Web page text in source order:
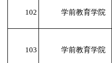
102 学前教育学院
103 学前教育学院